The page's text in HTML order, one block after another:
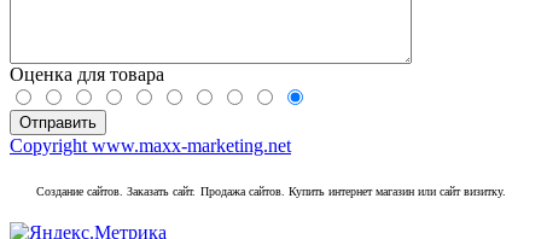
Оценка для товара
Copyright www.maxx-marketing.net
Создание сайтов. Заказать сайт. Продажа сайтов. Купить интернет магазин или сайт визитку.